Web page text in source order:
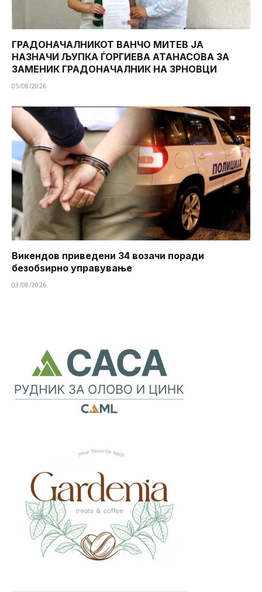
ГРАДОНАЧАЛНИКОТ ВАНЧО МИТЕВ ЈА
НАЗНАЧИ ЉУПКА ЃОРГИЕВА АТАНАСОВА ЗА
ЗАМЕНИК ГРАДОНАЧАЛНИК НА ЗРНОВЦИ
05/08/2026
Викендов приведени 34 возачи поради
безобѕирно управување
03/08/2026